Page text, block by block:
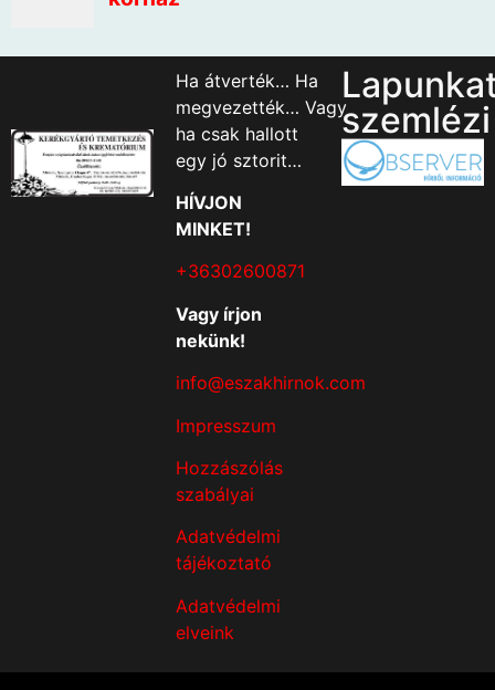
Ha átverték… Ha
megvezették… Vagy
ha csak hallott
egy jó sztorit…
HÍVJON
MINKET!
+36302600871
Vagy írjon
nekünk!
info@eszakhirnok.com
Impresszum
Hozzászólás
szabályai
Adatvédelmi
tájékoztató
Adatvédelmi
elveink
szemlézi